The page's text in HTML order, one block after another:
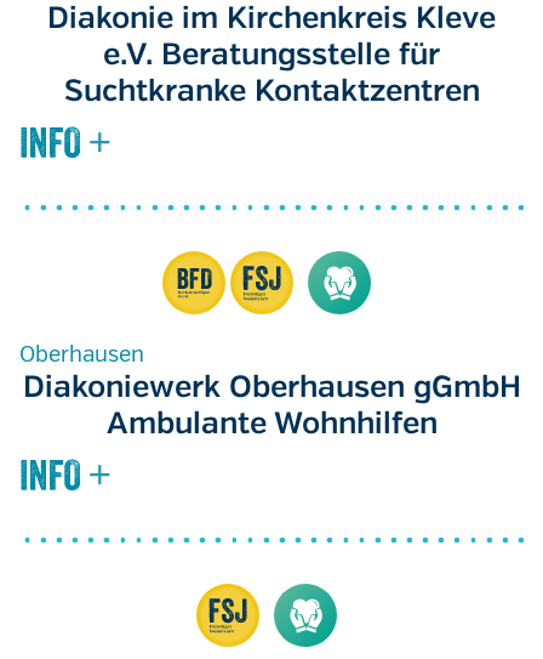
Diakonie im Kirchenkreis Kleve
e.V. Beratungsstelle für
Suchtkranke Kontaktzentren
Oberhausen
Diakoniewerk Oberhausen gGmbH
Ambulante Wohnhilfen